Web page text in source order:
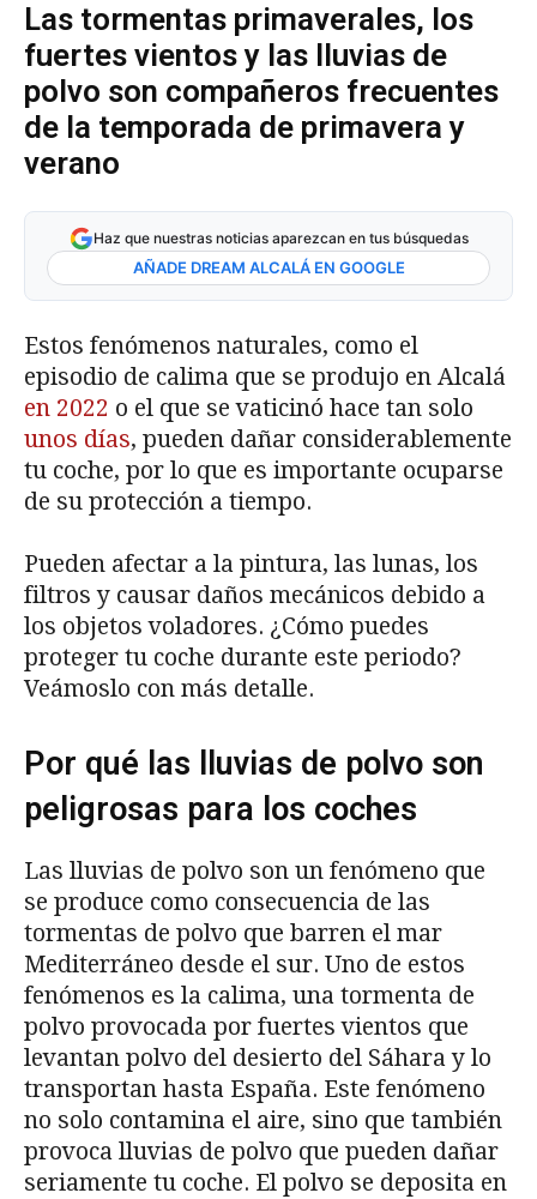
Las tormentas primaverales, los
fuertes vientos y las lluvias de
polvo son compañeros frecuentes
de la temporada de primavera y
verano
Haz que nuestras noticias aparezcan en tus búsquedas
AÑADE DREAM ALCALÁ EN GOOGLE
Estos fenómenos naturales, como el
episodio de calima que se produjo en Alcalá
en 2022 o el que se vaticinó hace tan solo
unos días, pueden dañar considerablemente
tu coche, por lo que es importante ocuparse
de su protección a tiempo.
Pueden afectar a la pintura, las lunas, los
filtros y causar daños mecánicos debido a
los objetos voladores. ¿Cómo puedes
proteger tu coche durante este periodo?
Veámoslo con más detalle.
Por qué las lluvias de polvo son
peligrosas para los coches
Las lluvias de polvo son un fenómeno que
se produce como consecuencia de las
tormentas de polvo que barren el mar
Mediterráneo desde el sur. Uno de estos
fenómenos es la calima, una tormenta de
polvo provocada por fuertes vientos que
levantan polvo del desierto del Sáhara y lo
transportan hasta España. Este fenómeno
no solo contamina el aire, sino que también
provoca lluvias de polvo que pueden dañar
seriamente tu coche. El polvo se deposita en